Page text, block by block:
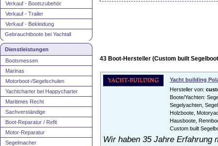
Verkauf - Bootszubehör
Verkauf - Trailer
Verkauf - Bekleidung
Gebrauchtboote bei Yachtall
Dienstleistungen
Bootsmessen
Marinas
Motorboot-/Segelschulen
Yachtcharter bei Happycharter
Maritimes Recht
Sachverständige
Boot-Reparatur / Refit
Motor-Reparatur
Segelmacher
43 Boot-Hersteller (Custom built
Yacht building
Hersteller von:
Boote/Yachten:
Segelyachten,
Holzboote,
Hausboote,
Custom built
Wir haben 35 Jahre Erfahrung